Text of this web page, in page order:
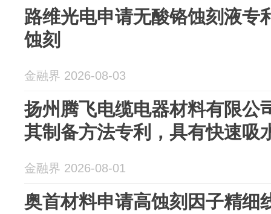
路维光电申请无酸铬蚀刻液专
蚀刻
金融界 2026-08-03
扬州腾飞电缆电器材料有限公
其制备方法专利，具有快速吸
金融界 2026-08-01
奥首材料申请高蚀刻因子精细